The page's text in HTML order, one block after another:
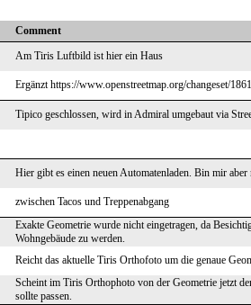
Comment
Am Tiris Luftbild ist hier ein Haus
Ergänzt https://www.openstreetmap.org/changeset/
Tipico geschlossen, wird in Admiral umgebaut via
Hier gibt es einen neuen Automatenladen. Bin mir
zwischen Tacos und Treppenabgang
Exakte Geometrie wurde nicht eingetragen, da
Wohngebäude zu werden.
Reicht das aktuelle Tiris Orthofoto um die genaue
Scheint im Tiris Orthophoto von der Geometrie jetzt
sollte passen.